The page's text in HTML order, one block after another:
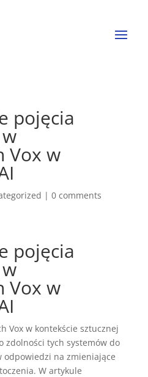
pojęcia
Vox w
| 0 comments
pojęcia
Vox w
Vox w kontekście sztucznej
zdolności tych systemów do
na zmieniające
W artykule